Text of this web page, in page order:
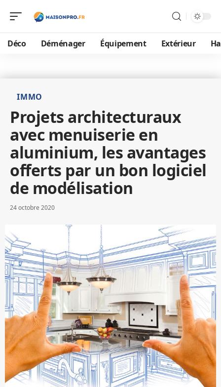
Déco Déménager Équipement Extérieur
IMMO
Projets architecturaux
avec menuiserie en
aluminium, les avantages
offerts par un bon logiciel
de modélisation
24 octobre 2020